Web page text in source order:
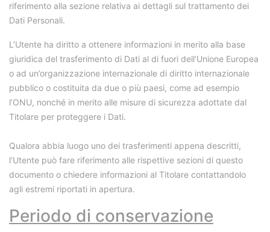
riferimento alla sezione relativa ai dettagli sul trattamento dei
Dati Personali.
L’Utente ha diritto a ottenere informazioni in merito alla base
giuridica del trasferimento di Dati al di fuori dell’Unione Europea
o ad un’organizzazione internazionale di diritto internazionale
pubblico o costituita da due o più paesi, come ad esempio
l’ONU, nonché in merito alle misure di sicurezza adottate dal
Titolare per proteggere i Dati.
Qualora abbia luogo uno dei trasferimenti appena descritti,
l’Utente può fare riferimento alle rispettive sezioni di questo
documento o chiedere informazioni al Titolare contattandolo
agli estremi riportati in apertura.
Periodo di conservazione